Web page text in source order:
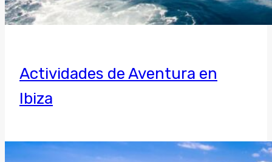
Actividades de Aventura en
Ibiza